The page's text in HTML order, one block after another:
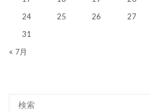
24
25 26 27
31
« 7月